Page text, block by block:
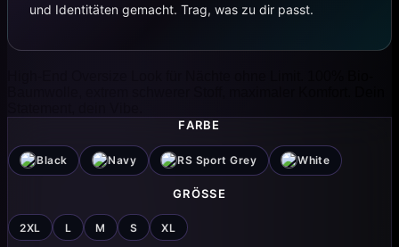
und Identitäten gemacht. Trag, was zu dir passt.
FARBE
Black Navy RS Sport Grey White
GRÖSSE
2XL L M S XL